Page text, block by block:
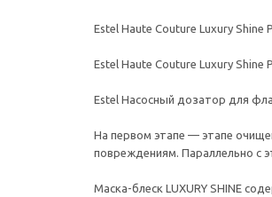
Estel Haute Couture Luxury
Estel Haute Couture Luxury
Estel Насосный дозатор для
На первом этапе — этапе
повреждениям. Параллельно с
Маска-блеск LUXURY SHINE